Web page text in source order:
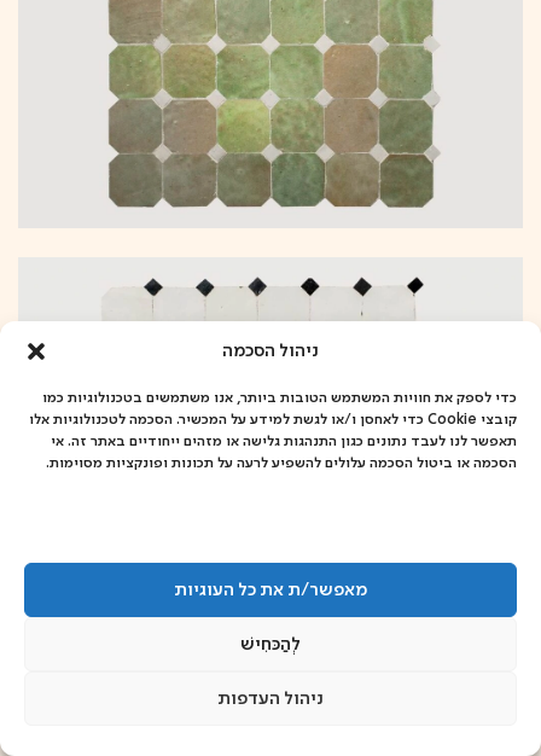
ניהול הסכמה
כדי לספק את חוויות המשתמש הטובות ביותר, אנו משתמשים בטכנולוגיות כמו
קובצי Cookie כדי לאחסן ו/או לגשת למידע על המכשיר. הסכמה לטכנולוגיות אלו
תאפשר לנו לעבד נתונים כגון התנהגות גלישה או מזהים ייחודיים באתר זה. אי
הסכמה או ביטול הסכמה עלולים להשפיע לרעה על תכונות ופונקציות מסוימות.
מאפשר/ת את כל העוגיות
לְהַכּחִישׁ
ניהול העדפות